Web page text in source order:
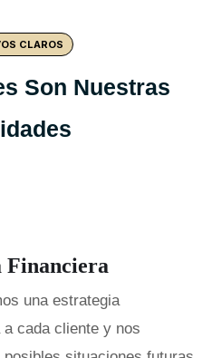
CLAROS
Son Nuestras
Financiera
una estrategia
a cada cliente y nos